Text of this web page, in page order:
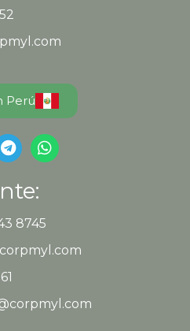
Perú
8745